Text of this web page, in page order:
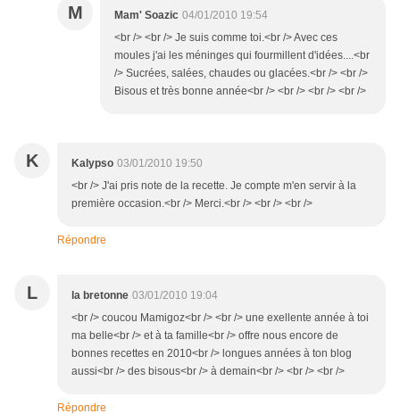
M Mam' Soazic 04/01/2010 19:54
<br /> <br /> Je suis comme toi.<br /> Avec ces
moules j'ai les méninges qui fourmillent d'idées....<br
/> Sucrées, salées, chaudes ou glacées.<br /> <br />
Bisous et très bonne année<br /> <br /> <br /> <br />
K Kalypso 03/01/2010 19:50
<br /> J'ai pris note de la recette. Je compte m'en servir à la
première occasion.<br /> Merci.<br /> <br /> <br />
Répondre
L la bretonne 03/01/2010 19:04
<br /> coucou Mamigoz<br /> <br /> une exellente année à toi
ma belle<br /> et à ta famille<br /> offre nous encore de
bonnes recettes en 2010<br /> longues années à ton blog
aussi<br /> des bisous<br /> à demain<br /> <br /> <br />
Répondre